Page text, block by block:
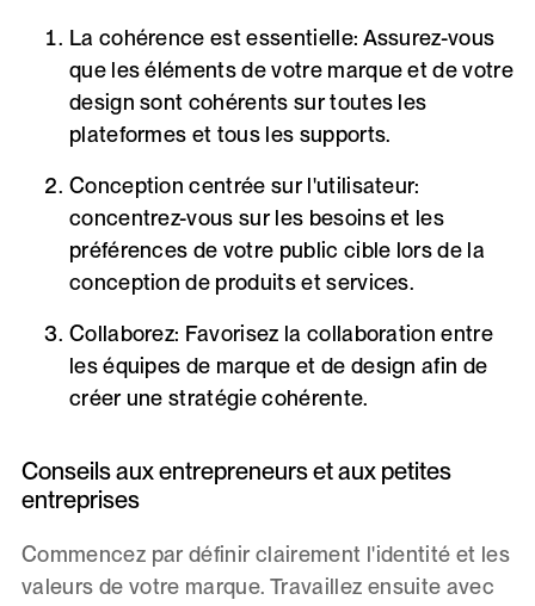
La cohérence est essentielle: Assurez-vous
que les éléments de votre marque et de votre
design sont cohérents sur toutes les
plateformes et tous les supports.
Conception centrée sur l'utilisateur:
concentrez-vous sur les besoins et les
préférences de votre public cible lors de la
conception de produits et services.
Collaborez: Favorisez la collaboration entre
les équipes de marque et de design afin de
créer une stratégie cohérente.
Conseils aux entrepreneurs et aux petites
entreprises
Commencez par définir clairement l'identité et les
valeurs de votre marque. Travaillez ensuite avec